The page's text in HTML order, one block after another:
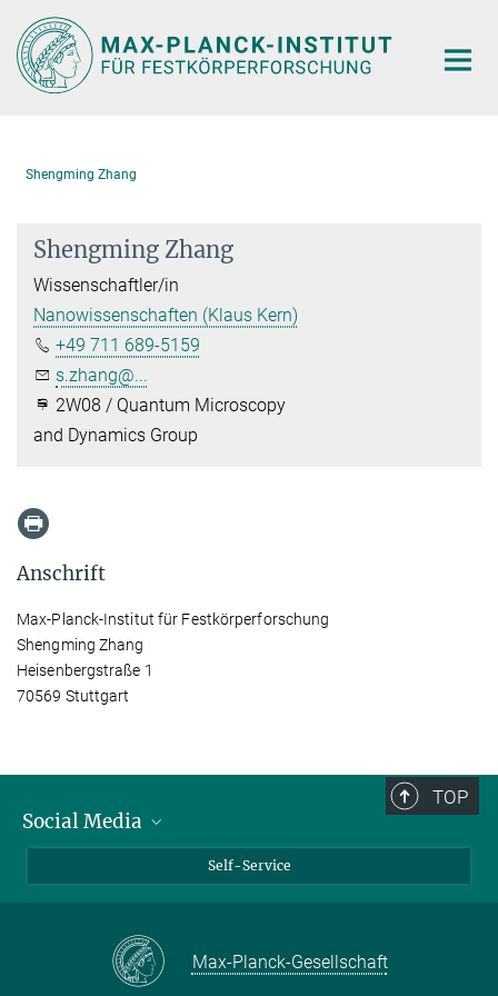
Hauptinhalt
Shengming Zhang
Shengming Zhang
Wissenschaftler/in
Nanowissenschaften (Klaus Kern)
+49 711 689-5159
s.zhang@...
2W08 / Quantum Microscopy
and Dynamics Group
Anschrift
Max-Planck-Institut für Festkörperforschung
Shengming Zhang
Heisenbergstraße 1
70569 Stuttgart
TOP
Social Media
Facebook
Self-Service
Max-Planck-Gesellschaft